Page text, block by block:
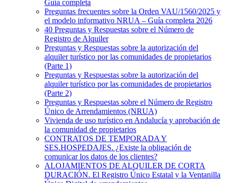
Guía completa
Preguntas frecuentes sobre la Orden VAU/1560/2025 y
el modelo informativo NRUA – Guía completa 2026
40 Preguntas y Respuestas sobre el Número de
Registro de Alquiler
Preguntas y Respuestas sobre la autorización del
alquiler turístico por las comunidades de propietarios
(Parte 1)
Preguntas y Respuestas sobre la autorización del
alquiler turístico por las comunidades de propietarios
(Parte 2)
Preguntas y Respuestas sobre el Número de Registro
Único de Arrendamientos (NRUA)
Vivienda de uso turístico en Andalucía y aprobación de
la comunidad de propietarios
CONTRATOS DE TEMPORADA Y
SES.HOSPEDAJES. ¿Existe la obligación de
comunicar los datos de los clientes?
ALOJAMIENTOS DE ALQUILER DE CORTA
DURACIÓN. El Registro Único Estatal y la Ventanilla